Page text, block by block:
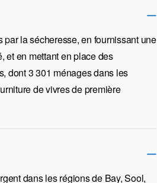
la sécheresse, en fournissant une
et en mettant en place des
dont 3 301 ménages dans les
de vivres de première
dans les régions de Bay, Sool,